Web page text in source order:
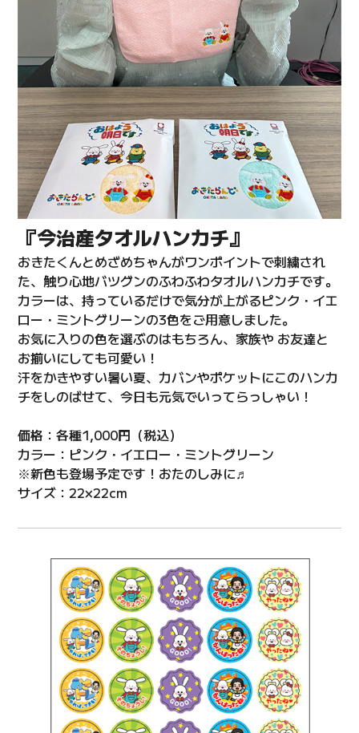
『今治産タオルハンカチ』
おきたくんとめざめちゃんがワンポイントで刺繍され
た、触り心地バツグンのふわふわタオルハンカチです。
カラーは、持っているだけで気分が上がるピンク・イエ
ロー・ミントグリーンの3色をご用意しました。
お気に入りの色を選ぶのはもちろん、家族や お友達と
お揃いにしても可愛い！
汗をかきやすい暑い夏、カバンやポケットにこのハンカ
チをしのばせて、今日も元気でいってらっしゃい！
価格：各種1,000円（税込）
カラー：ピンク・イエロー・ミントグリーン
※新色も登場予定です！おたのしみに♬
サイズ：22×22cm